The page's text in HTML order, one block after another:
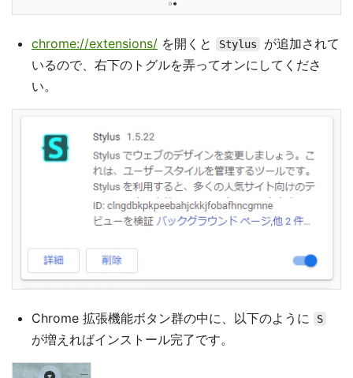
chrome://extensions/ を開くと Stylus
が追加されて
いるので、右下のトグルを弄ってオンにしてくださ
い。
Chrome 拡張機能ボタン群の中に、以下のように S
が増えればインストール完了です。